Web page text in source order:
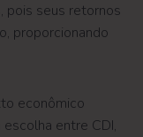
pois seus retornos
proporcionando
econômico
entre CDI,